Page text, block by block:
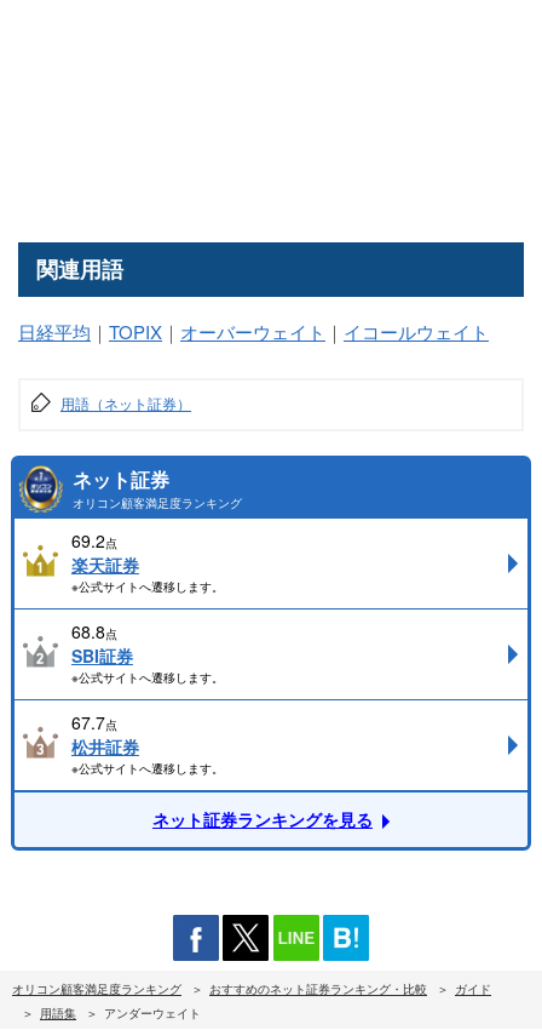
関連用語
日経平均 ｜ TOPIX ｜ オーバーウェイト ｜ イコールウェイト
用語（ネット証券）
ネット証券
オリコン顧客満足度ランキング
69.2点
楽天証券
※公式サイトへ遷移します。
68.8点
SBI証券
※公式サイトへ遷移します。
67.7点
松井証券
※公式サイトへ遷移します。
ネット証券ランキングを見る
オリコン顧客満足度ランキング おすすめのネット証券ランキング・比較
ガイド
用語集
アンダーウェイト